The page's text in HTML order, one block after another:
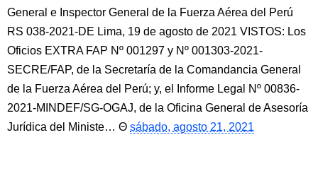
General e Inspector General de la Fuerza Aérea del Perú
RS 038-2021-DE Lima, 19 de agosto de 2021 VISTOS: Los
Oficios EXTRA FAP Nº 001297 y Nº 001303-2021-
SECRE/FAP, de la Secretaría de la Comandancia General
de la Fuerza Aérea del Perú; y, el Informe Legal Nº 00836-
2021-MINDEF/SG-OGAJ, de la Oficina General de Asesoría
Jurídica del Ministe…
sábado, agosto 21, 2021